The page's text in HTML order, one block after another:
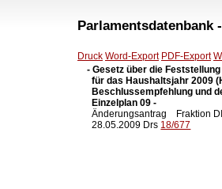
Parlamentsdatenbank
Druck Word-Export PDF-Export
- Gesetz über die
für das Haushaltsjahr 2009
Beschlussempfehlung und
  Einzelplan 09 -
Änderungsantrag    Fraktion
  28.05.2009 Drs
18/677